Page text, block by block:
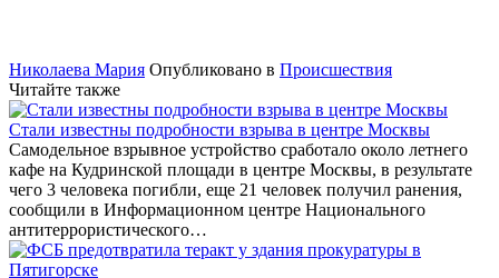
Николаева Мария Опубликовано в Происшествия
Читайте также
Стали известны подробности взрыва в центре Москвы
Самодельное взрывное устройство сработало около летнего
кафе на Кудринской площади в центре Москвы, в результате
чего 3 человека погибли, еще 21 человек получил ранения,
сообщили в Информационном центре Национального
антитеррористического…